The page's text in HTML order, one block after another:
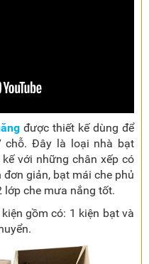
được thiết kế dùng để
chỗ. Đây là loại nhà bạt
với những chân xếp có
giản, bạt mái che phủ
lớp che mưa nắng tốt.
gồm có: 1 kiện bạt và